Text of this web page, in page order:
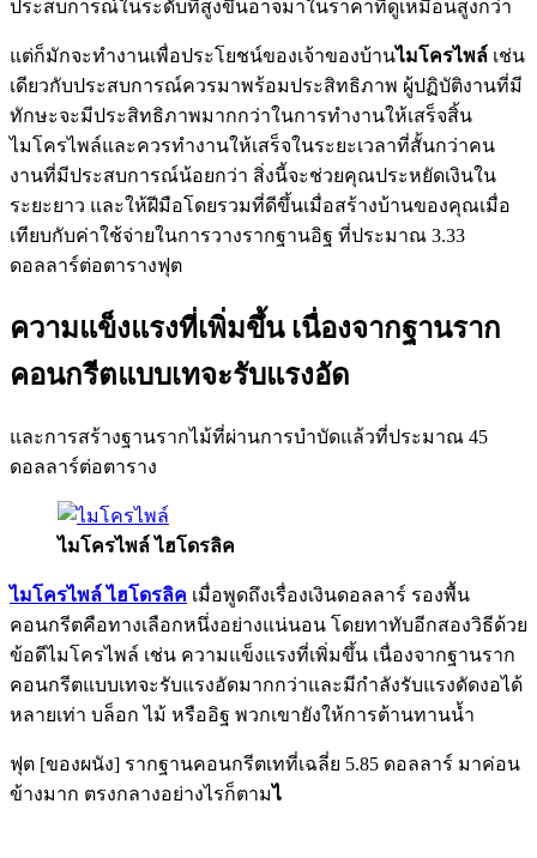
ประสบการณ์ในระดับที่สูงขึ้นอาจมาในราคาที่ดูเหมือนสูงกว่า
แต่ก็มักจะทำงานเพื่อประโยชน์ของเจ้าของบ้านไมโครไพล์ เช่น
เดียวกับประสบการณ์ควรมาพร้อมประสิทธิภาพ ผู้ปฏิบัติงานที่มี
ทักษะจะมีประสิทธิภาพมากกว่าในการทำงานให้เสร็จสิ้น
ไมโครไพล์และควรทำงานให้เสร็จในระยะเวลาที่สั้นกว่าคน
งานที่มีประสบการณ์น้อยกว่า สิ่งนี้จะช่วยคุณประหยัดเงินใน
ระยะยาว และให้ฝีมือโดยรวมที่ดีขึ้นเมื่อสร้างบ้านของคุณเมื่อ
เทียบกับค่าใช้จ่ายในการวางรากฐานอิฐ ที่ประมาณ 3.33
ดอลลาร์ต่อตารางฟุต
ความแข็งแรงที่เพิ่มขึ้น เนื่องจากฐานราก
คอนกรีตแบบเทจะรับแรงอัด
และการสร้างฐานรากไม้ที่ผ่านการบำบัดแล้วที่ประมาณ 45
ดอลลาร์ต่อตาราง
ไมโครไพล์ ไฮโดรลิค
ไมโครไพล์ ไฮโดรลิค เมื่อพูดถึงเรื่องเงินดอลลาร์ รองพื้น
คอนกรีตคือทางเลือกหนึ่งอย่างแน่นอน โดยทาทับอีกสองวิธีด้วย
ข้อดีไมโครไพล์ เช่น ความแข็งแรงที่เพิ่มขึ้น เนื่องจากฐานราก
คอนกรีตแบบเทจะรับแรงอัดมากกว่าและมีกำลังรับแรงดัดงอได้
หลายเท่า บล็อก ไม้ หรืออิฐ พวกเขายังให้การต้านทานน้ำ
ฟุต [ของผนัง] รากฐานคอนกรีตเทที่เฉลี่ย 5.85 ดอลลาร์ มาค่อน
ข้างมาก ตรงกลางอย่างไรก็ตามไ